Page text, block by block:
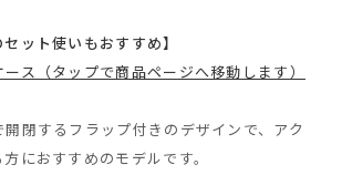
セット使いもおすすめ】
ス（タップで商品ページへ移動します）
開閉するフラップ付きのデザインで、アク
におすすめのモデルです。